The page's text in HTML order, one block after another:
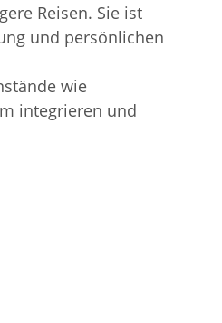
Reisen. Sie ist
und persönlichen
wie
integrieren und